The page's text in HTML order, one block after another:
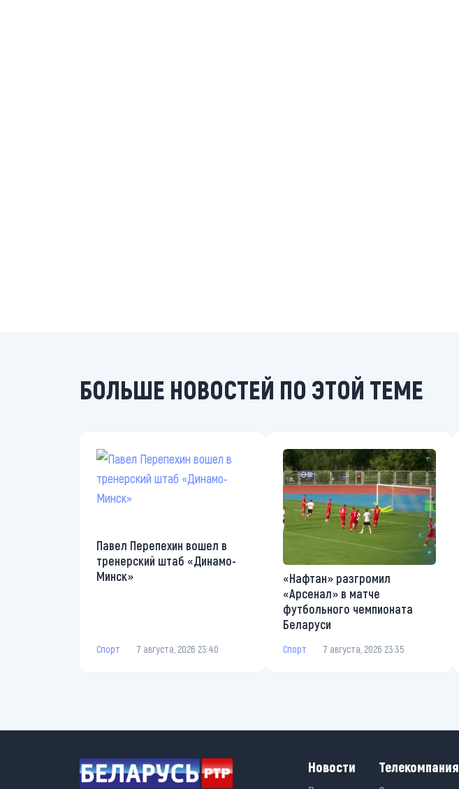
БОЛЬШЕ НОВОСТЕЙ ПО ЭТОЙ ТЕМЕ
Павел Перепехин вошел в
тренерский штаб «Динамо-
Минск»
Спорт 7 августа, 2026 23:40
«Нафтан» разгромил
«Арсенал» в матче
футбольного чемпионата
Беларуси
Спорт 7 августа, 2026 23:35
Новости Телекомпания